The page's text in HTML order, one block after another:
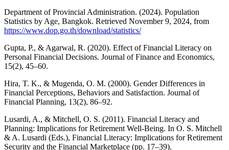
Department of Provincial Administration. (2024). Population
Statistics by Age, Bangkok. Retrieved November 9, 2024, from
https://www.dop.go.th/download/statistics/
Gupta, P., & Agarwal, R. (2020). Effect of Financial Literacy on
Personal Financial Decisions. Journal of Finance and Economics,
15(2), 45–60.
Hira, T. K., & Mugenda, O. M. (2000). Gender Differences in
Financial Perceptions, Behaviors and Satisfaction. Journal of
Financial Planning, 13(2), 86–92.
Lusardi, A., & Mitchell, O. S. (2011). Financial Literacy and
Planning: Implications for Retirement Well-Being. In O. S. Mitchell
& A. Lusardi (Eds.), Financial Literacy: Implications for Retirement
Security and the Financial Marketplace (pp. 17–39).